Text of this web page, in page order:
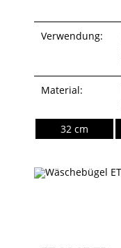
Verwendung:
Material:
32 cm